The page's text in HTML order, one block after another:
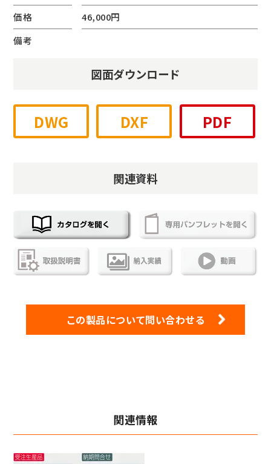
価格
46,000円
備考
図面ダウンロード
DWG DXF PDF
関連資料
この製品について問い合わせる
関連情報